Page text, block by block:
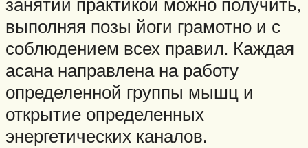
выполняя позы йоги грамотно и с
соблюдением всех правил. Каждая
асана направлена на работу
определенной группы мышц и
открытие определенных
энергетических каналов.